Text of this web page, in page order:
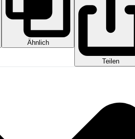
Ähnlich
Teilen